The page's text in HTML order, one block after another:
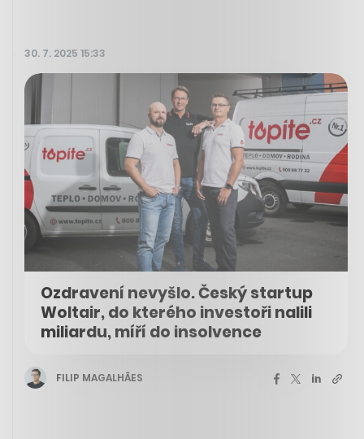
30. 7. 2025 15:33
Ozdravení nevyšlo. Český startup
Woltair, do kterého investoři nalili
miliardu, míří do insolvence
FILIP MAGALHÃES